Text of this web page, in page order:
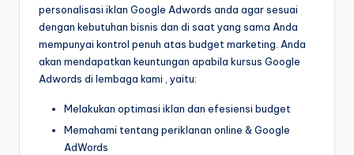
personalisasi iklan Google Adwords anda agar sesuai
dengan kebutuhan bisnis dan di saat yang sama Anda
mempunyai kontrol penuh atas budget marketing. Anda
akan mendapatkan keuntungan apabila kursus Google
Adwords di lembaga kami , yaitu:
Melakukan optimasi iklan dan efesiensi budget
Memahami tentang periklanan online & Google
AdWords